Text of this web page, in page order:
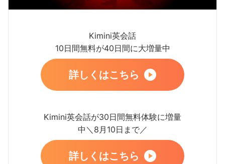
Kimini英会話
10日間無料が40日間に大増量中
詳しくはこちら
Kimini英会話が30日間無料体験に増量
中＼8月10日まで／
詳しくはこちら